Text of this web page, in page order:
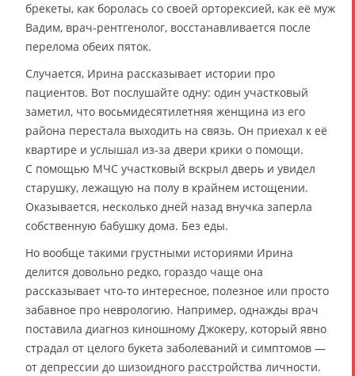
брекеты, как боролась со своей орторексией, как её муж
Вадим, врач-рентгенолог, восстанавливается после
перелома обеих пяток.
Случается, Ирина рассказывает истории про
пациентов. Вот послушайте одну: один участковый
заметил, что восьмидесятилетняя женщина из его
района перестала выходить на связь. Он приехал к её
квартире и услышал из-за двери крики о помощи.
С помощью МЧС участковый вскрыл дверь и увидел
старушку, лежащую на полу в крайнем истощении.
Оказывается, несколько дней назад внучка заперла
собственную бабушку дома. Без еды.
Но вообще такими грустными историями Ирина
делится довольно редко, гораздо чаще она
рассказывает что-то интересное, полезное или просто
забавное про неврологию. Например, однажды врач
поставила диагноз киношному Джокеру, который явно
страдал от целого букета заболеваний и симптомов —
от депрессии до шизоидного расстройства личности.